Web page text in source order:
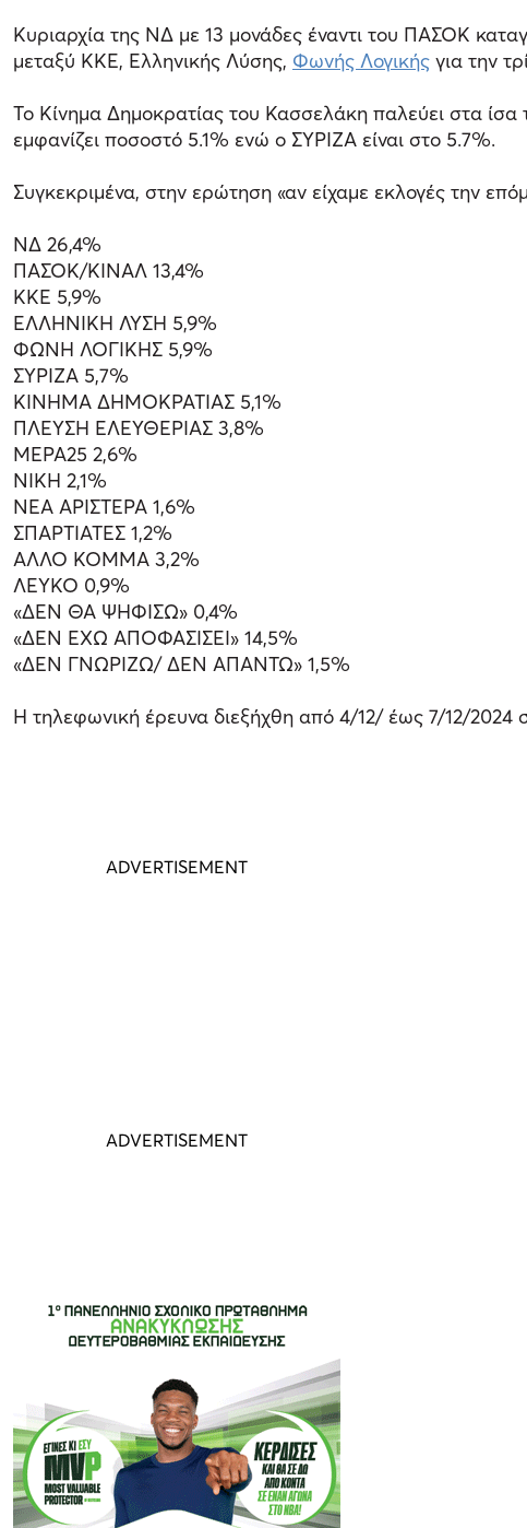
Κυριαρχία της ΝΔ με 13 μονάδες έναντι του ΠΑΣΟΚ
μεταξύ ΚΚΕ, Ελληνικής Λύσης, Φωνής Λογικής για την
Το Κίνημα Δημοκρατίας του Κασσελάκη παλεύει στα
εμφανίζει ποσοστό 5.1% ενώ ο ΣΥΡΙΖΑ είναι στο 5.7%.
Συγκεκριμένα, στην ερώτηση «αν είχαμε εκλογές την
ΝΔ 26,4%
ΠΑΣΟΚ/ΚΙΝΑΛ 13,4%
ΚΚΕ 5,9%
ΕΛΛΗΝΙΚΗ ΛΥΣΗ 5,9%
ΦΩΝΗ ΛΟΓΙΚΗΣ 5,9%
ΣΥΡΙΖΑ 5,7%
ΚΙΝΗΜΑ ΔΗΜΟΚΡΑΤΙΑΣ 5,1%
ΠΛΕΥΣΗ ΕΛΕΥΘΕΡΙΑΣ 3,8%
ΜΕΡΑ25 2,6%
ΝΙΚΗ 2,1%
ΝΕΑ ΑΡΙΣΤΕΡΑ 1,6%
ΣΠΑΡΤΙΑΤΕΣ 1,2%
ΑΛΛΟ ΚΟΜΜΑ 3,2%
ΛΕΥΚΟ 0,9%
«ΔΕΝ ΘΑ ΨΗΦΙΣΩ» 0,4%
«ΔΕΝ ΕΧΩ ΑΠΟΦΑΣΙΣΕΙ» 14,5%
«ΔΕΝ ΓΝΩΡΙΖΩ/ ΔΕΝ ΑΠΑΝΤΩ» 1,5%
Η τηλεφωνική έρευνα διεξήχθη από 4/12/ έως 7/12/2024